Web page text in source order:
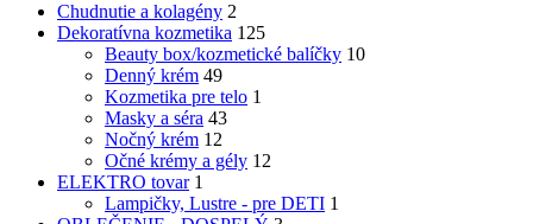
Chudnutie a kolagény 2
Dekoratívna kozmetika 125
Beauty box/kozmetické balíčky 10
Denný krém 49
Kozmetika pre telo 1
Masky a séra 43
Nočný krém 12
Očné krémy a gély 12
ELEKTRO tovar 1
Lampičky, Lustre - pre DETI 1